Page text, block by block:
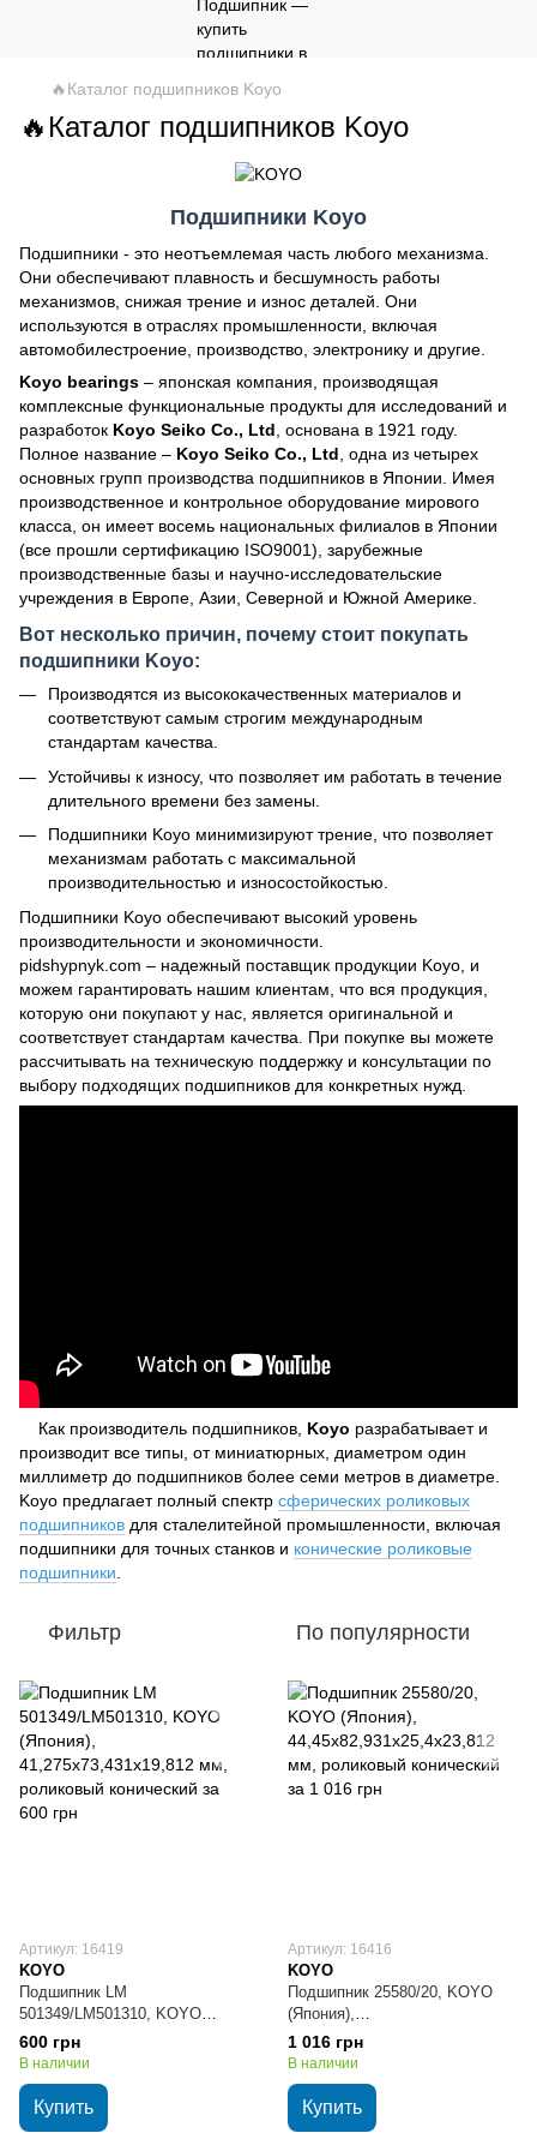
🔥Каталог подшипников Koyo
🔥Каталог подшипников Koyo
Подшипники Koyo
Подшипники - это неотъемлемая часть любого механизма.
Они обеспечивают плавность и бесшумность работы
механизмов, снижая трение и износ деталей. Они
используются в отраслях промышленности, включая
автомобилестроение, производство, электронику и другие.
Koyo bearings – японская компания, производящая
комплексные функциональные продукты для исследований и
разработок Koyo Seiko Co., Ltd , основана в 1921 году.
Полное название – Koyo Seiko Co., Ltd , одна из четырех
основных групп производства подшипников в Японии. Имея
производственное и контрольное оборудование мирового
класса, он имеет восемь национальных филиалов в Японии
(все прошли сертификацию ISO9001), зарубежные
производственные базы и научно-исследовательские
учреждения в Европе, Азии, Северной и Южной Америке.
Вот несколько причин, почему стоит покупать
подшипники Koyo:
Производятся из высококачественных материалов и
соответствуют самым строгим международным
стандартам качества.
Устойчивы к износу, что позволяет им работать в течение
длительного времени без замены.
Подшипники Koyo минимизируют трение, что позволяет
механизмам работать с максимальной
производительностью и износостойкостью.
Подшипники Koyo обеспечивают высокий уровень
производительности и экономичности.
pidshypnyk.com – надежный поставщик продукции Koyo, и
можем гарантировать нашим клиентам, что вся продукция,
которую они покупают у нас, является оригинальной и
соответствует стандартам качества. При покупке вы можете
рассчитывать на техническую поддержку и консультации по
выбору подходящих подшипников для конкретных нужд.
Как производитель подшипников, Koyo разрабатывает и
производит все типы, от миниатюрных, диаметром один
миллиметр до подшипников более семи метров в диаметре.
Koyo предлагает полный спектр сферических роликовых
подшипников для сталелитейной промышленности, включая
подшипники для точных станков и конические роликовые
подшипники
Фильтр По популярности
Артикул: 16419
KOYO
Подшипник LM
501349/LM501310, KOYO
(Япония), 41,275х73,431х19,812
мм, роликовый конический
600 грн
В наличии
Купить
Артикул: 16416
KOYO
Подшипник 25580/20, KOYO
(Япония),
44,45х82,931х25,4х23,812 мм,
роликовый конический
1 016 грн
В наличии
Купить